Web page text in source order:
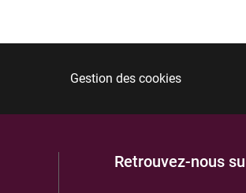
Gestion des cookies
Retrouvez-nous